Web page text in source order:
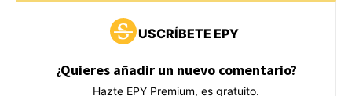
USCRÍBETE EPY
¿Quieres añadir un nuevo comentario?
Hazte EPY Premium, es gratuito.